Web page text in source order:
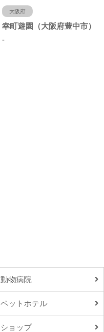
大阪府
幸町遊園（大阪府豊中市）
-
動物病院
ペットホテル
ショップ